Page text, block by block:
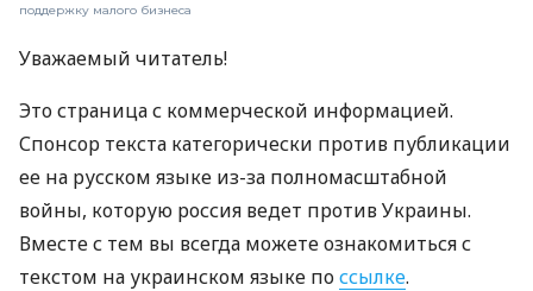
поддержку малого бизнеса
Уважаемый читатель!
Это страница с коммерческой информацией.
Спонсор текста категорически против публикации
ее на русском языке из-за полномасштабной
войны, которую россия ведет против Украины.
Вместе с тем вы всегда можете ознакомиться с
текстом на украинском языке поссылке.